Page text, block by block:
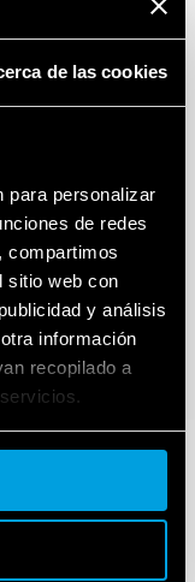
de las cookies
para personalizar
de redes
compartimos
sitio web con
y análisis
información
recopilado a